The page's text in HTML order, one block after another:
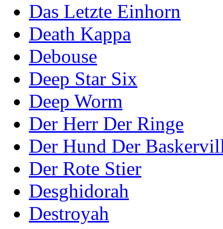
Das Letzte Einhorn
Death Kappa
Debouse
Deep Star Six
Deep Worm
Der Herr Der Ringe
Der Hund Der
Der Rote Stier
Desghidorah
Destroyah